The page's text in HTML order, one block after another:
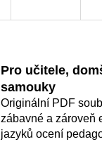
Pro učitele,
samouky
Originální PDF
zábavné a zároveň
jazyků ocení